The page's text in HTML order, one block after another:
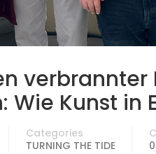
verbrannter
Wie Kunst in
Categories
TURNING THE TIDE